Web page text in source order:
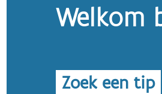
Welkom
Zoek een tip